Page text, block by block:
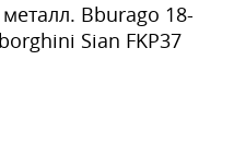
Bburago 18-
Sian FKP37